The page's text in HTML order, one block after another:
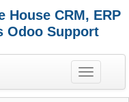
House CRM, ERP
Odoo Support
T
o
g